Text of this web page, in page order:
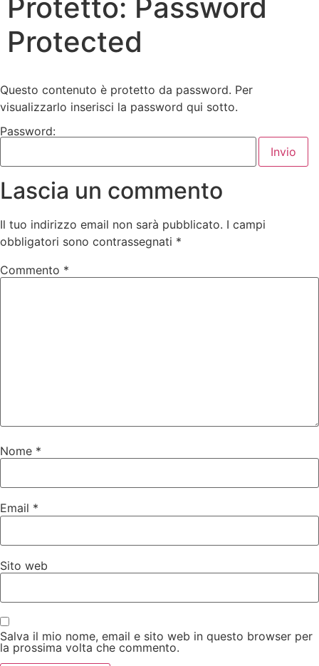
Protetto: Password
Protected
Questo contenuto è protetto da password. Per
visualizzarlo inserisci la password qui sotto.
Password:
Lascia un commento
Il tuo indirizzo email non sarà pubblicato. I campi
obbligatori sono contrassegnati *
Commento *
Nome *
Email *
Sito web
Salva il mio nome, email e sito web in questo browser per
la prossima volta che commento.